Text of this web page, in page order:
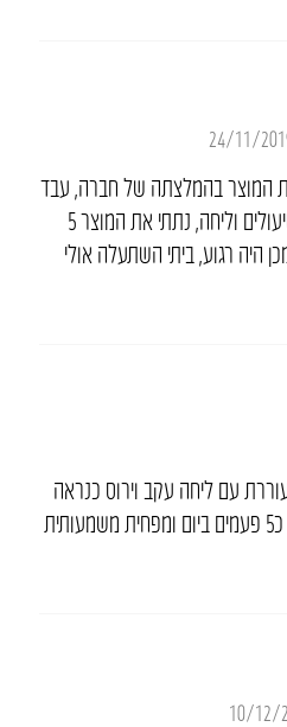
24/11/
את המוצר בהמלצתה של חברה, עבד
כמו קסם! אחרי לילה מלא בשיעולים וליחה, נתתי את המוצר 5
היה רגוע, ביתי השתעלה אולי
מתעוררת עם ליחה עקב וירוס כנראה
נוננת לה את ה2 טיפות בערך כ5 פעמים ביום ומפחית משמעותית
10/12/